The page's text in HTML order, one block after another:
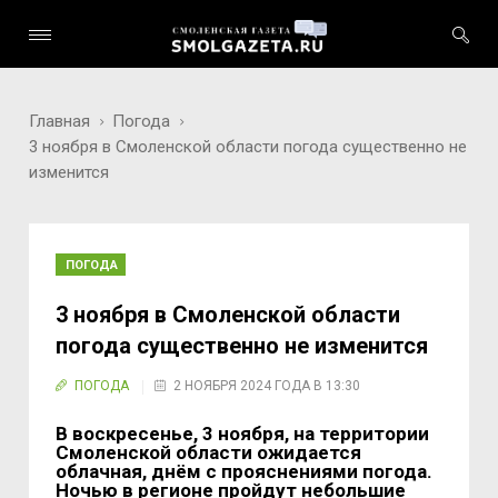
Главная
Погода
3 ноября в Смоленской области погода существенно не
изменится
ПОГОДА
3 ноября в Смоленской области
погода существенно не изменится
ПОГОДА 2 НОЯБРЯ 2024 ГОДА В 13:30
В воскресенье, 3 ноября, на территории
Смоленской области ожидается
облачная, днём с прояснениями погода.
Ночью в регионе пройдут небольшие